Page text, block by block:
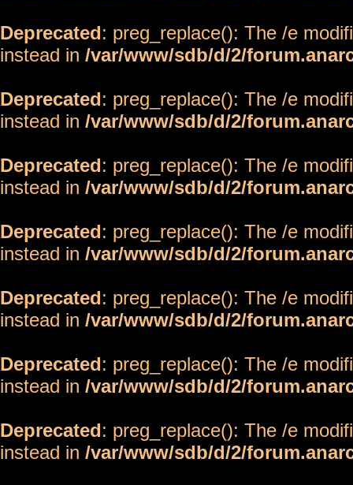
Deprecated: preg_replace(): The /e
instead in /var/www/sdb/d/2/
Deprecated: preg_replace(): The /e
instead in /var/www/sdb/d/2/
Deprecated: preg_replace(): The /e
instead in /var/www/sdb/d/2/
Deprecated: preg_replace(): The /e
instead in /var/www/sdb/d/2/
Deprecated: preg_replace(): The /e
instead in /var/www/sdb/d/2/
Deprecated: preg_replace(): The /e
instead in /var/www/sdb/d/2/
Deprecated: preg_replace(): The /e
instead in /var/www/sdb/d/2/